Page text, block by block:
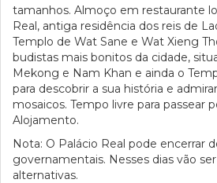
tamanhos. Almoço em restaurante
Real, antiga residência dos reis de
Templo de Wat Sane e Wat Xieng
budistas mais bonitos da cidade,
Mekong e Nam Khan e ainda o
para descobrir a sua história e
mosaicos. Tempo livre para passear
Alojamento.
Nota: O Palácio Real pode encerrar
governamentais. Nesses dias vão
alternativas.